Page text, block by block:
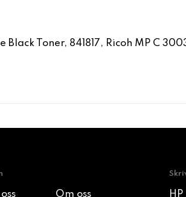
Black Toner, 841817, Ricoh MP C
Om oss HP